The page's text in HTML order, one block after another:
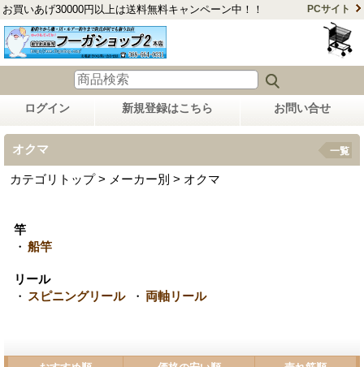
お買いあげ30000円以上は送料無料キャンペーン中！！ PCサイト
ログイン 新規登録はこちら お問い合せ
オクマ
カテゴリトップ > メーカー別 > オクマ
竿
・ 船竿
リール
・ スピニングリール ・ 両軸リール
一覧